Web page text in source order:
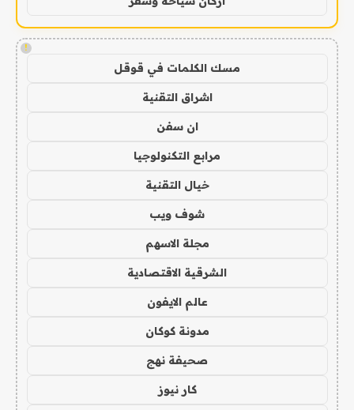
!
مسك الكلمات في قوقل
اشراق التقنية
ان سفن
مرابع التكنولوجيا
خيال التقنية
شوف ويب
مجلة الاسهم
الشرقية الاقتصادية
عالم الايفون
مدونة كوكان
صحيفة نهج
كار نيوز